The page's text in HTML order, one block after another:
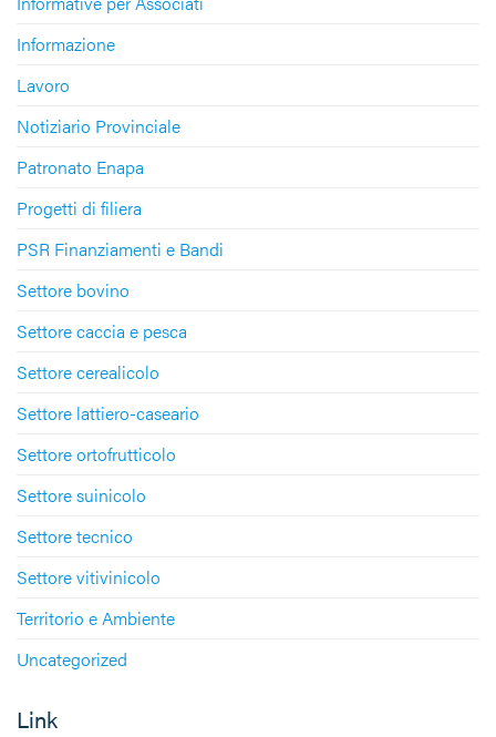
Informazione
Lavoro
Notiziario Provinciale
Patronato Enapa
Progetti di filiera
PSR Finanziamenti e Bandi
Settore bovino
Settore caccia e pesca
Settore cerealicolo
Settore lattiero-caseario
Settore ortofrutticolo
Settore suinicolo
Settore tecnico
Settore vitivinicolo
Territorio e Ambiente
Uncategorized
Link